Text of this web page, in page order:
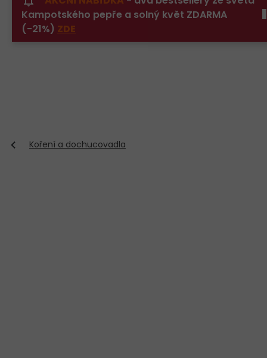
obsah
Kampotského pepře a solný květ ZDARMA
(-21%) ZDE
Koření a dochucovadla